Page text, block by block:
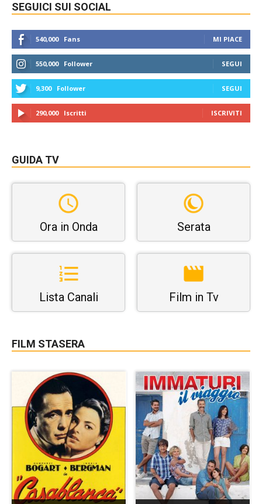
SEGUICI SUI SOCIAL
540,000 Fans MI PIACE
550,000 Follower SEGUI
9,300 Follower SEGUI
290,000 Iscritti ISCRIVITI
GUIDA TV
Ora in Onda Serata
Lista Canali Film in Tv
FILM STASERA